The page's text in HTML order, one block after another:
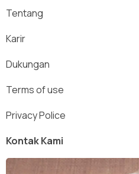
Tentang
Karir
Dukungan
Terms of use
Privacy Police
Kontak Kami